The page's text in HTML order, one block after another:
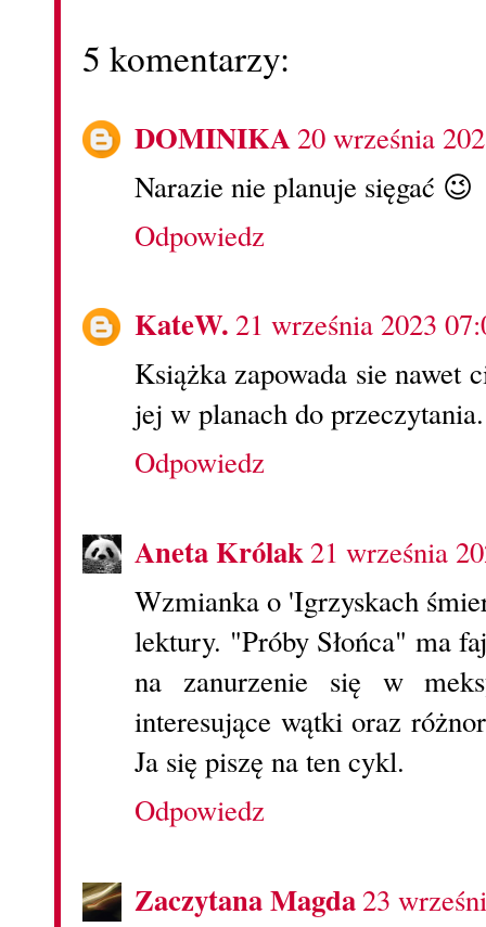
5 komentarzy:
DOMINIKA20 września
Narazie nie planuje sięgać 😉
Odpowiedz
KateW. 21 września 2023
Książka zapowada sie nawet
jej w planach do przeczytania.
Odpowiedz
Aneta Królak21 września
Wzmianka o 'Igrzyskach
lektury. "Próby Słońca" ma
na zanurzenie się w
interesujące wątki oraz
Ja się piszę na ten cykl.
Odpowiedz
Zaczytana Magda23